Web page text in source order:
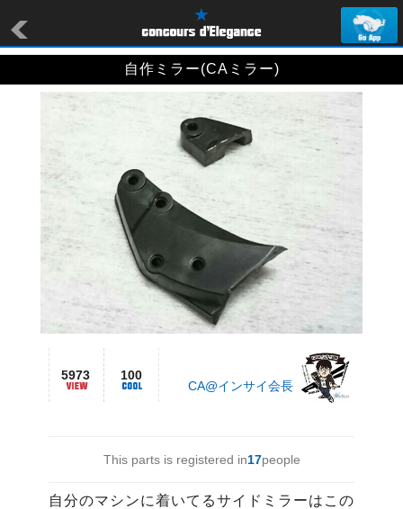
自作ミラー(CAミラー)
5973 100
CA@インサイ会長
This parts is registered in17people
自分のマシンに着いてるサイドミラーはこの